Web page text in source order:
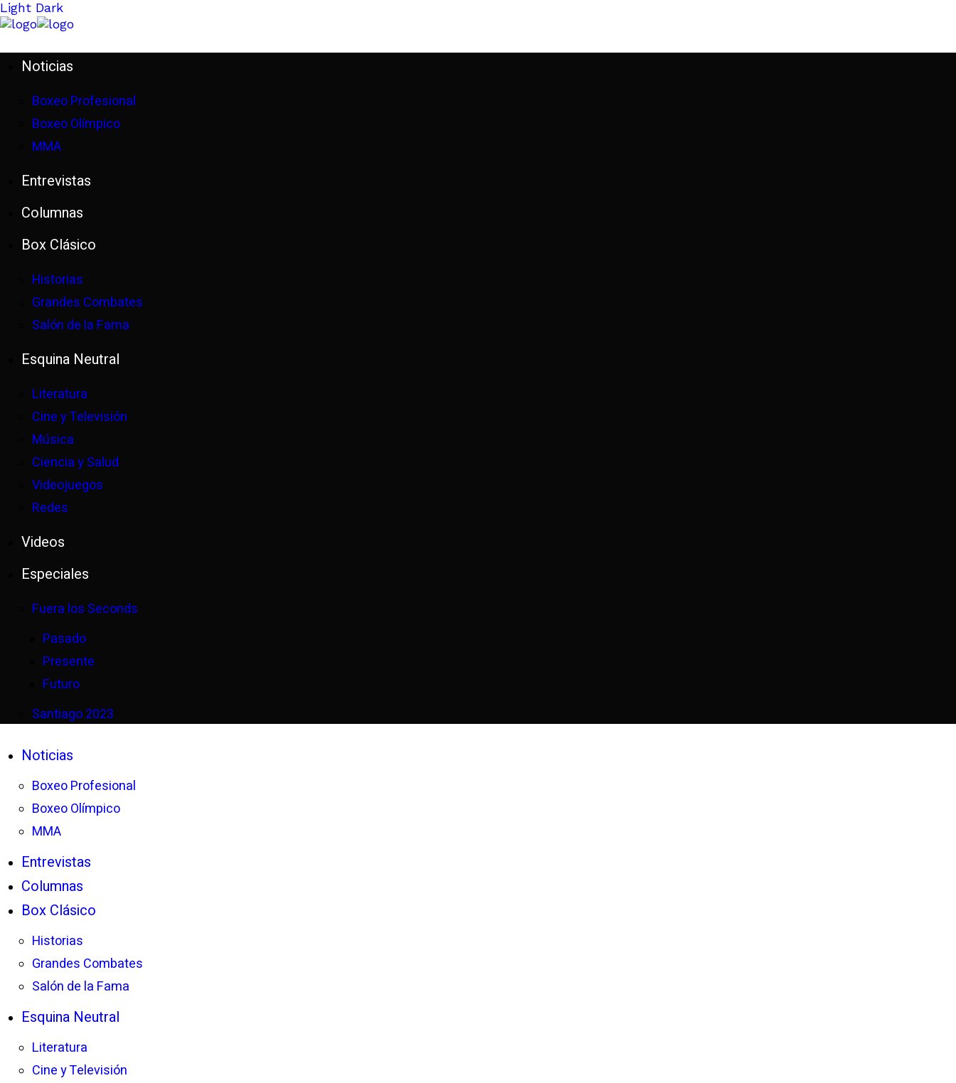
Light Dark
Noticias
Boxeo Profesional
Boxeo Olímpico
MMA
Entrevistas
Columnas
Box Clásico
Historias
Grandes Combates
Salón de la Fama
Esquina Neutral
Literatura
Cine y Televisión
Música
Ciencia y Salud
Videojuegos
Redes
Videos
Especiales
Fuera los Seconds
Pasado
Presente
Futuro
Santiago 2023
Noticias
Boxeo Profesional
Boxeo Olímpico
MMA
Entrevistas
Columnas
Box Clásico
Historias
Grandes Combates
Salón de la Fama
Esquina Neutral
Literatura
Cine y Televisión